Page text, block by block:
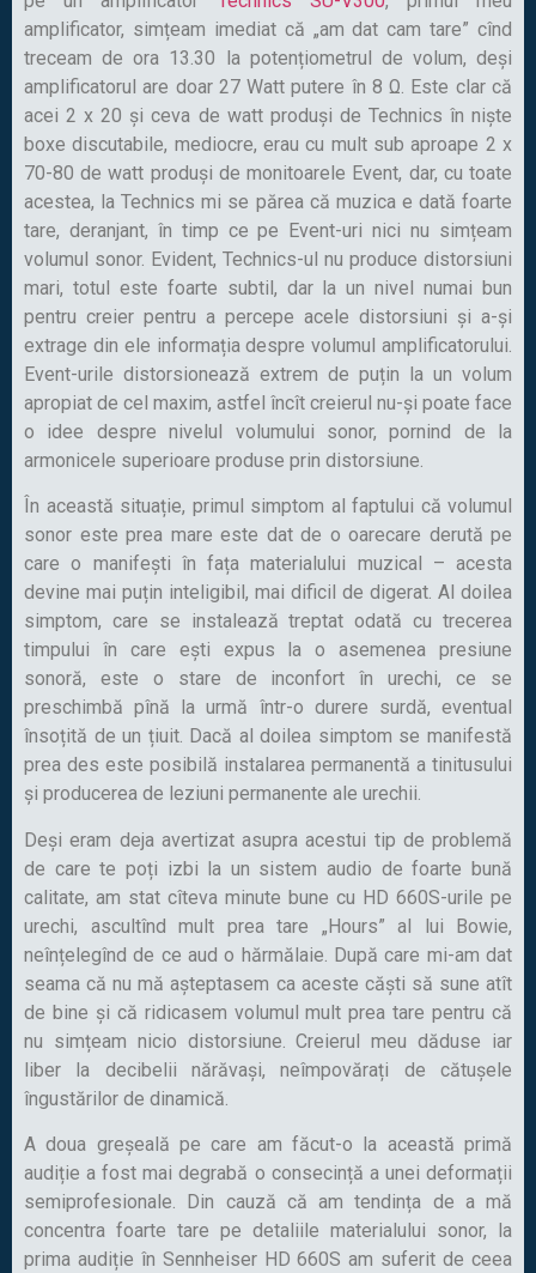
amplificator, simțeam imediat că „am dat cam tare” cînd
treceam de ora 13.30 la potențiometrul de volum, deși
amplificatorul are doar 27 Watt putere în 8 Ω. Este clar că
acei 2 x 20 și ceva de watt produși de Technics în niște
boxe discutabile, mediocre, erau cu mult sub aproape 2 x
70-80 de watt produși de monitoarele Event, dar, cu toate
acestea, la Technics mi se părea că muzica e dată foarte
tare, deranjant, în timp ce pe Event-uri nici nu simțeam
volumul sonor. Evident, Technics-ul nu produce distorsiuni
mari, totul este foarte subtil, dar la un nivel numai bun
pentru creier pentru a percepe acele distorsiuni și a-și
extrage din ele informația despre volumul amplificatorului.
Event-urile distorsionează extrem de puțin la un volum
apropiat de cel maxim, astfel încît creierul nu-și poate face
o idee despre nivelul volumului sonor, pornind de la
armonicele superioare produse prin distorsiune.
În această situație, primul simptom al faptului că volumul
sonor este prea mare este dat de o oarecare derută pe
care o manifești în fața materialului muzical – acesta
devine mai puțin inteligibil, mai dificil de digerat. Al doilea
simptom, care se instalează treptat odată cu trecerea
timpului în care ești expus la o asemenea presiune
sonoră, este o stare de inconfort în urechi, ce se
preschimbă pînă la urmă într-o durere surdă, eventual
însoțită de un țiuit. Dacă al doilea simptom se manifestă
prea des este posibilă instalarea permanentă a tinitusului
și producerea de leziuni permanente ale urechii.
Deși eram deja avertizat asupra acestui tip de problemă
de care te poți izbi la un sistem audio de foarte bună
calitate, am stat cîteva minute bune cu HD 660S-urile pe
urechi, ascultînd mult prea tare „Hours” al lui Bowie,
neînțelegînd de ce aud o hărmălaie. După care mi-am dat
seama că nu mă așteptasem ca aceste căști să sune atît
de bine și că ridicasem volumul mult prea tare pentru că
nu simțeam nicio distorsiune. Creierul meu dăduse iar
liber la decibelii nărăvași, neîmpovărați de cătușele
îngustărilor de dinamică.
A doua greșeală pe care am făcut-o la această primă
audiție a fost mai degrabă o consecință a unei deformații
semiprofesionale. Din cauză că am tendința de a mă
concentra foarte tare pe detaliile materialului sonor, la
prima audiție în Sennheiser HD 660S am suferit de ceea